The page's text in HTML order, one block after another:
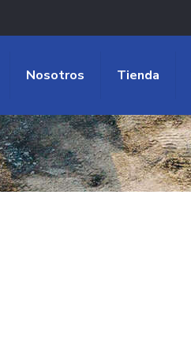
Nosotros Tienda